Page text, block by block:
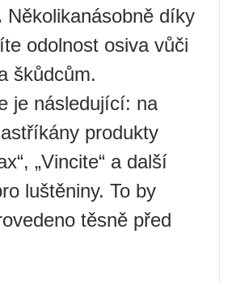
Několikanásobně díky
odolnost osiva vůči
škůdcům.
je následující: na
produkty
„Vincite“ a další
luštěniny. To by
těsně před